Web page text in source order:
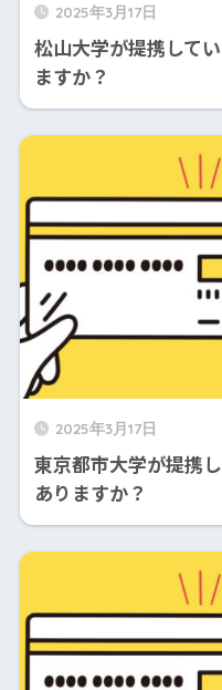
2025年3月17日
松山大学が提携して
ますか？
2025年3月17日
東京都市大学が提携
ありますか？